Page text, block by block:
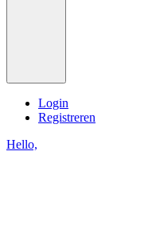
Login
Registreren
Hello,